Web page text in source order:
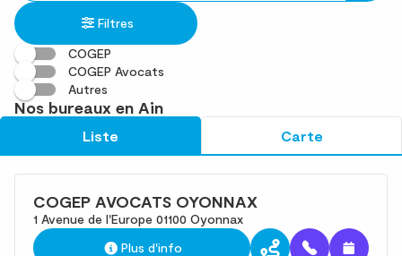
établissement
une
adresse
trouvé(s)
Filtres
COGEP
COGEP Avocats
Autres
Nos bureaux en Ain
Liste Carte
COGEP AVOCATS OYONNAX
1 Avenue de l'Europe 01100 Oyonnax
Plus d'info